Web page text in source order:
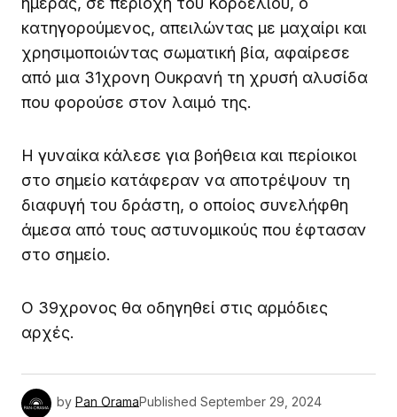
κατηγορούμενος, απειλώντας με μαχαίρι και
χρησιμοποιώντας σωματική βία, αφαίρεσε
από μια 31χρονη Ουκρανή τη χρυσή αλυσίδα
που φορούσε στον λαιμό της.
Η γυναίκα κάλεσε για βοήθεια και περίοικοι
στο σημείο κατάφεραν να αποτρέψουν τη
διαφυγή του δράστη, ο οποίος συνελήφθη
άμεσα από τους αστυνομικούς που έφτασαν
στο σημείο.
Ο 39χρονος θα οδηγηθεί στις αρμόδιες
αρχές.
by Pan OramaPublished September 29, 2024